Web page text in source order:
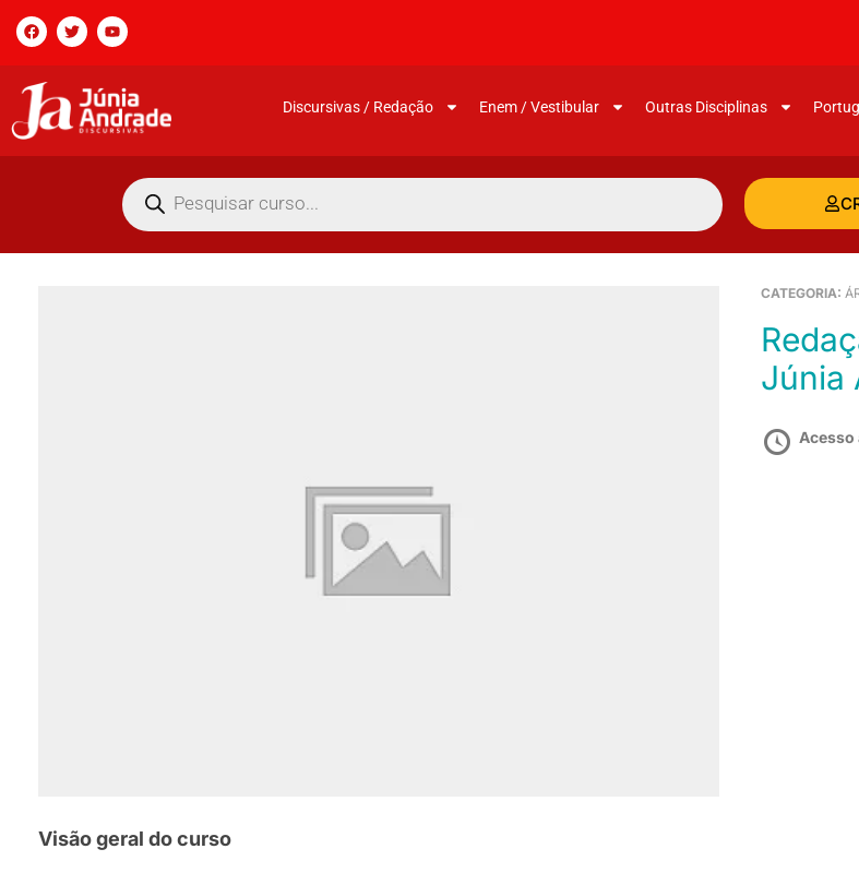
Discursivas / Redação Enem / Vestibular Outras Disciplinas
CATEGORIA:
Redação para o MPU (Revisão Teórica) –
Júnia
Acesso
Visão geral do curso